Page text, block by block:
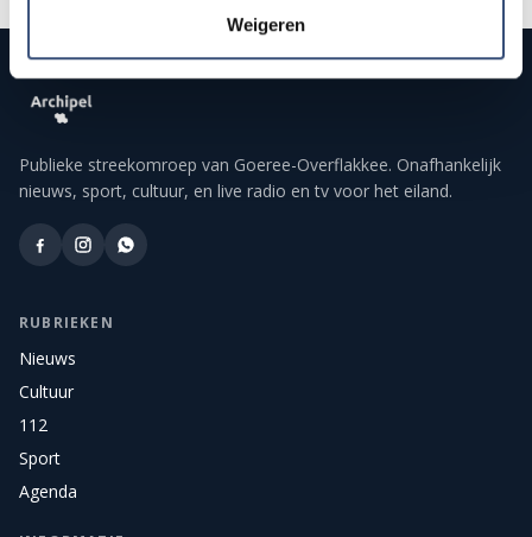
Weigeren
Publieke streekomroep van Goeree-Overflakkee. Onafhankelijk
nieuws, sport, cultuur, en live radio en tv voor het eiland.
RUBRIEKEN
Nieuws
Cultuur
112
Sport
Agenda